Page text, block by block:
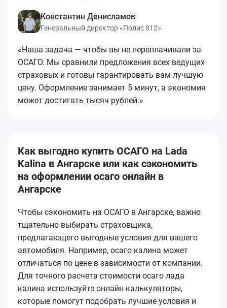
Константин Денисламов
Генеральный директор «Полис 812»
«Наша задача — чтобы вы не переплачивали за
ОСАГО. Мы сравнили предложения всех ведущих
страховых и готовы гарантировать вам лучшую
цену. Оформление занимает 5 минут, а экономия
может достигать тысяч рублей.»
Как выгодно купить ОСАГО на Lada
Kalina в Ангарске или как сэкономить
на оформлении осаго онлайн в
Ангарске
Чтобы сэкономить на ОСАГО в Ангарске, важно
тщательно выбирать страховщика,
предлагающего выгодные условия для вашего
автомобиля. Например, осаго калина может
отличаться по цене в зависимости от компании.
Для точного расчета стоимости осаго лада
калина используйте онлайн-калькуляторы,
которые помогут подобрать лучшие условия и